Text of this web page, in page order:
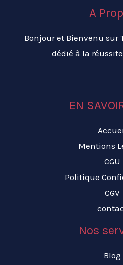
A
Bonjour et Bienvenu sur
dédié à la
EN
Mentions
CGU
Politique
CGV
Nos
Blog